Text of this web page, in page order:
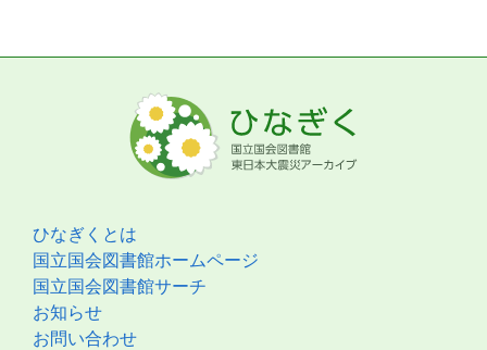
ひなぎくとは
国立国会図書館ホームページ
国立国会図書館サーチ
お知らせ
お問い合わせ